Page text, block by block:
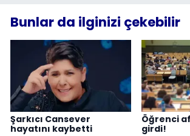
Bunlar da ilginizi çekebilir
Şarkıcı Cansever
hayatını kaybetti
Öğrenci
girdi!